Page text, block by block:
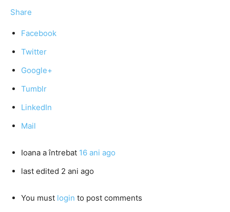
Share
Facebook
Twitter
Google+
Tumblr
LinkedIn
Mail
Ioana a întrebat 16 ani ago
last edited 2 ani ago
You must login to post comments